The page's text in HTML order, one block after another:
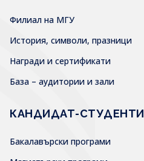
Филиал на МГУ
История, символи, празници
Награди и сертификати
База – аудитории и зали
КАНДИДАТ-СТУДЕНТИ
Бакалавърски програми